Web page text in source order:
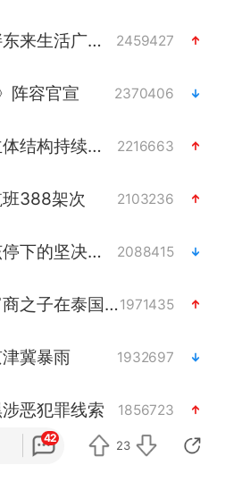
于东来回应关闭胖东来生活广场店 2459427
阵容官宣 2370406
上半年我国经营主体结构持续优化 2216663
388架次 2103236
浙江省委书记：该停下的坚决停下来 2088415
中国籍豪华游艇富商之子在泰国被杀1971435
冀暴雨 1932697
恶犯罪线索 1856723
看完所有石窟需2000元？景区回应 1822509
42
23